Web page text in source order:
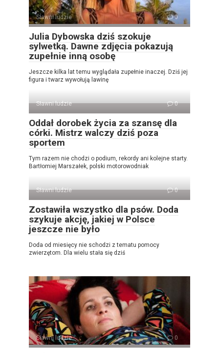
Sławni ludzie 0
Julia Dybowska dziś szokuje
sylwetką. Dawne zdjęcia pokazują
zupełnie inną osobę
Jeszcze kilka lat temu wyglądała zupełnie inaczej. Dziś jej
figura i twarz wywołują lawinę
Sławni ludzie 0
Oddał dorobek życia za szansę dla
córki. Mistrz walczy dziś poza
sportem
Tym razem nie chodzi o podium, rekordy ani kolejne starty.
Bartłomiej Marszałek, polski motorowodniak
Sławni ludzie 0
Zostawiła wszystko dla psów. Doda
szykuje akcję, jakiej w Polsce
jeszcze nie było
Doda od miesięcy nie schodzi z tematu pomocy
zwierzętom. Dla wielu stała się dziś
Sławni ludzie 0